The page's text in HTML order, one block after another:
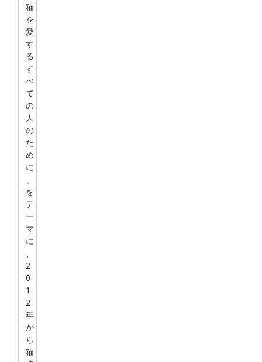
猫
を
愛
す
る
す
べ
て
の
人
の
た
め
に
」
を
テ
ー
マ
に
2
0
1
2
年
か
ら
猫